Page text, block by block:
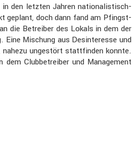
den letzten Jahren natio­na­lis­tisch-
geplant, doch dann fand am Pfingst­
die Betreiber des Lokals in dem der
Mischung aus Desin­ter­esse und
ungestört statt­finden konnte.
Clubbe­treiber und Manage­ment